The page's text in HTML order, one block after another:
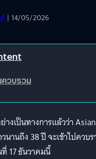
| 14/05/2026
ควบรวม
งเป็นทางการแล้วว่า
นานถึง 38 ปี จะเข้าไปควบ
17 ธันวาคมนี้